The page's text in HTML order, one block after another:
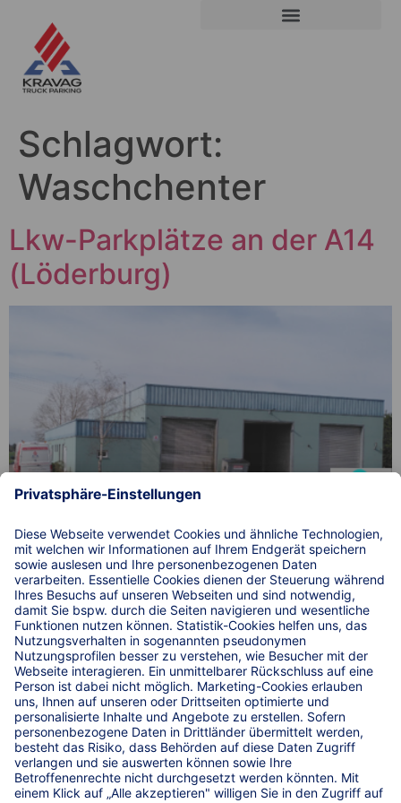
Schlagwort:
Waschchenter
Lkw-Parkplätze an der A14
(Löderburg)
Einfach. Sicher. Parken. auf 5 Lkw-Parkplätzen an der
A14 beim WaschCenter Blumentritt in Löderberg.
© 2026 WIRKSTATT GmbH